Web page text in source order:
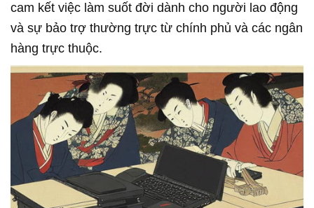
cam kết việc làm suốt đời dành cho người lao động
và sự bảo trợ thường trực từ chính phủ và các ngân
hàng trực thuộc.